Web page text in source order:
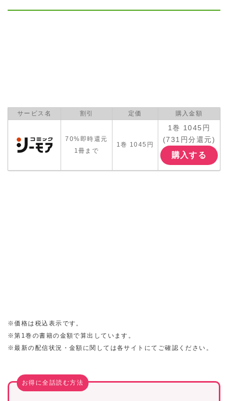
サービス名 割引 定価 購入金額
70%即時還元
1冊まで
1巻 1045円
1巻 1045円
(731円分還元)
購入する
※価格は税込表示です。
※第1巻の書籍の金額で算出しています。
※最新の配信状況・金額に関しては各サイトにてご確認ください。
お得に全話読む方法